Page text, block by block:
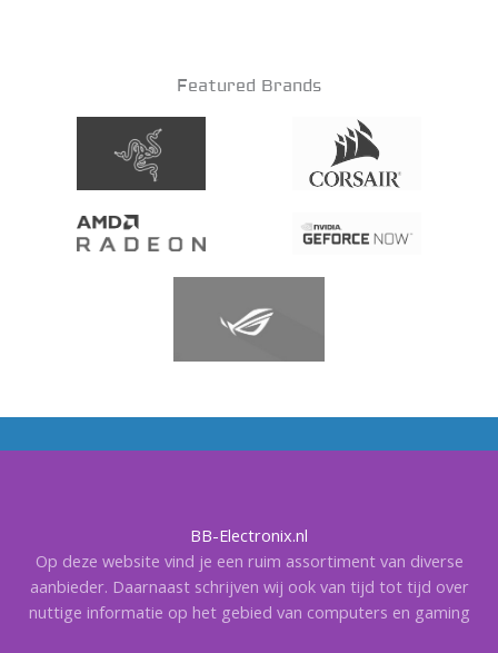
Featured Brands
BB-Electronix.nl
Op deze website vind je een ruim assortiment van diverse
aanbieder. Daarnaast schrijven wij ook van tijd tot tijd over
nuttige informatie op het gebied van computers en gaming